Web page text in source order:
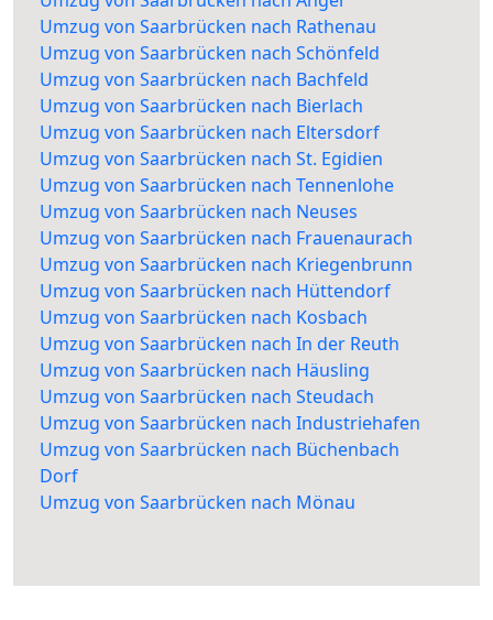
Umzug von Saarbrücken nach Rathenau
Umzug von Saarbrücken nach Schönfeld
Umzug von Saarbrücken nach Bachfeld
Umzug von Saarbrücken nach Bierlach
Umzug von Saarbrücken nach Eltersdorf
Umzug von Saarbrücken nach St. Egidien
Umzug von Saarbrücken nach Tennenlohe
Umzug von Saarbrücken nach Neuses
Umzug von Saarbrücken nach Frauenaurach
Umzug von Saarbrücken nach Kriegenbrunn
Umzug von Saarbrücken nach Hüttendorf
Umzug von Saarbrücken nach Kosbach
Umzug von Saarbrücken nach In der Reuth
Umzug von Saarbrücken nach Häusling
Umzug von Saarbrücken nach Steudach
Umzug von Saarbrücken nach Industriehafen
Umzug von Saarbrücken nach Büchenbach
Dorf
Umzug von Saarbrücken nach Mönau